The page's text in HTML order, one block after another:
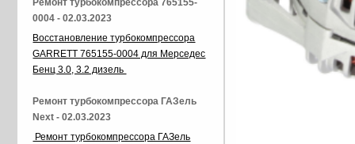
Ремонт турбокомпрессора 765155-
0004 - 02.03.2023
Восстановление турбокомпрессора
GARRETT 765155-0004 для Мерседес
Бенц 3.0, 3.2 дизель
Ремонт турбокомпрессора ГАЗель
Next - 02.03.2023
Ремонт турбокомпрессора ГАЗель